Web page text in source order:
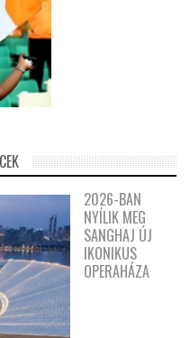
2026-BAN
NYÍLIK MEG
SANGHAJ ÚJ
IKONIKUS
OPERAHÁZA